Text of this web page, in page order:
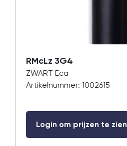
RMcLz 3G4
ZWART Eca
Artikelnummer: 1002615
Login om prijzen te zien